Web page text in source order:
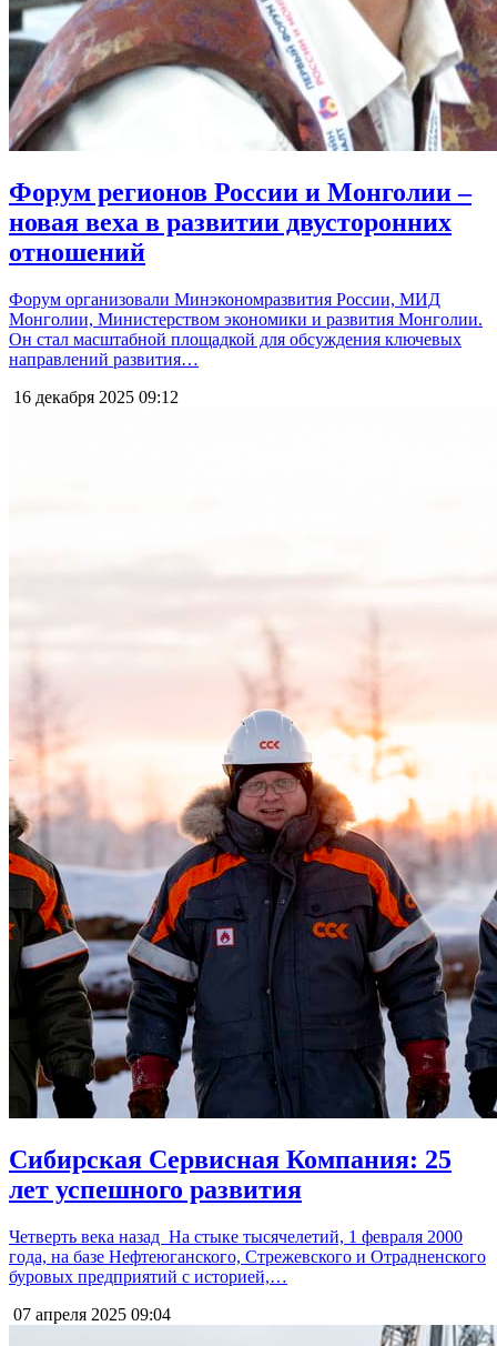
Форум регионов России и Монголии –
новая веха в развитии двусторонних
отношений
Форум организовали Минэкономразвития России, МИД
Монголии, Министерством экономики и развития Монголии.
Он стал масштабной площадкой для обсуждения ключевых
направлений развития…
16 декабря 2025 09:12
Сибирская Сервисная Компания: 25
лет успешного развития
Четверть века назад На стыке тысячелетий, 1 февраля 2000
года, на базе Нефтеюганского, Стрежевского и Отрадненского
буровых предприятий с историей,…
07 апреля 2025 09:04